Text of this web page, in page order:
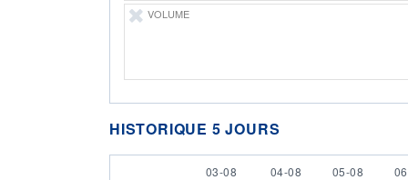
VOLUME
HISTORIQUE 5 JOURS
3 AUGUST
03-08 4 AUGUST
04-08 5 AUGUST
05-08 6